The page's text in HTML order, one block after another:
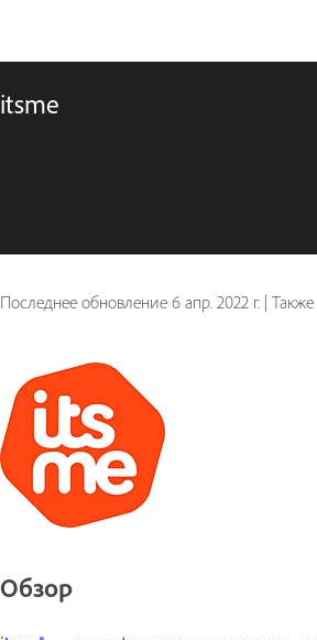
itsme
Последнее обновление 6 апр. 2022 г. | Также
Обзор